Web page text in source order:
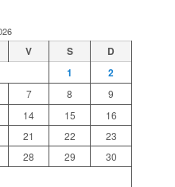
V S
D
1
2
7 8
9
14 15
16
21 22
23
28 29
30